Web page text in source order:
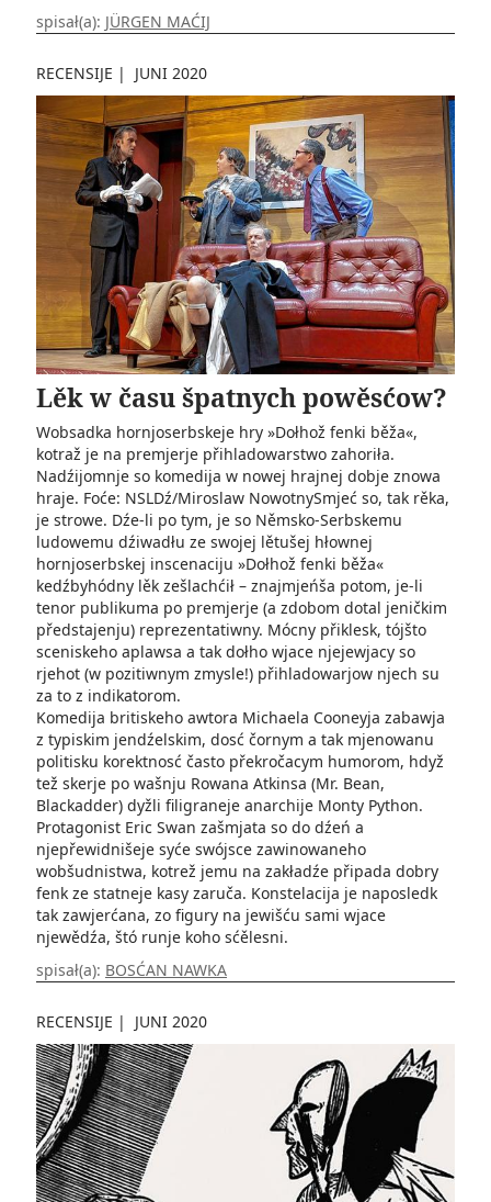
spisał(a): JÜRGEN MAĆIJ
RECENSIJE | JUNI 2020
Lěk w času špatnych powěsćow?
Wobsadka hornjoserbskeje hry »Dołhož fenki běža«,
kotraž je na premjerje přihladowarstwo zahoriła.
Nadźijomnje so komedija w nowej hrajnej dobje znowa
hraje. Foće: NSLDź/Miroslaw NowotnySmjeć so, tak rěka,
je strowe. Dźe-li po tym, je so Němsko-Serbskemu
ludowemu dźiwadłu ze swojej lětušej hłownej
hornjoserbskej inscenaciju »Dołhož fenki běža«
kedźbyhódny lěk zešlachćił – znajmjeńša potom, je-li
tenor publikuma po premjerje (a zdobom dotal jeničkim
předstajenju) reprezentatiwny. Mócny přiklesk, tójšto
sceniskeho aplawsa a tak dołho wjace njejewjacy so
rjehot (w pozitiwnym zmysle!) přihladowarjow njech su
za to z indikatorom.
Komedija britiskeho awtora Michaela Cooneyja zabawja
z typiskim jendźelskim, dosć čornym a tak mjenowanu
politisku korektnosć často překročacym humorom, hdyž
tež skerje po wašnju Rowana Atkinsa (Mr. Bean,
Blackadder) dyžli filigraneje anarchije Monty Python.
Protagonist Eric Swan zašmjata so do dźeń a
njepřewidnišeje syće swójsce zawinowaneho
wobšudnistwa, kotrež jemu na zakładźe připada dobry
fenk ze statneje kasy zaruča. Konstelacija je naposledk
tak zawjerćana, zo figury na jewišću sami wjace
njewědźa, štó runje koho sćělesni.
spisał(a): BOSĆAN NAWKA
RECENSIJE | JUNI 2020